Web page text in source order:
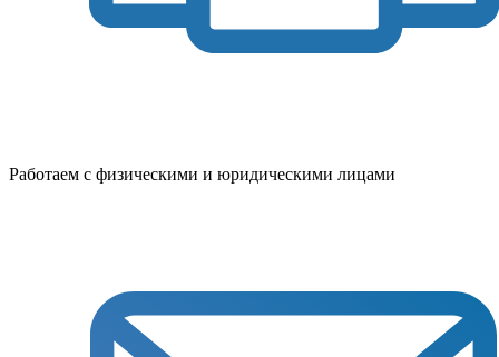
Работаем с физическими и юридическими лицами